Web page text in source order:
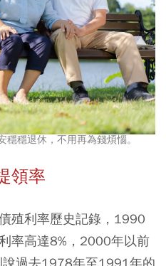
穩退休，不用再為錢煩惱。
領率
殖利率歷史記錄，1990
率高達8%，2000年以前